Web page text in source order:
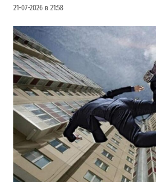
21-07-2026 в 21:58